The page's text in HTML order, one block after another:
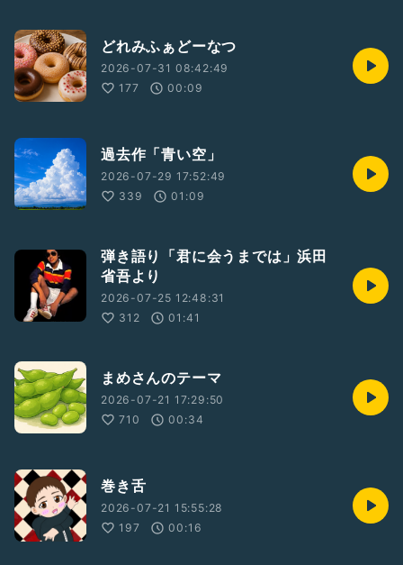
どれみふぁどーなつ
2026-07-31 08:42:49
177
00:09
過去作「青い空」
2026-07-29 17:52:49
339
01:09
弾き語り「君に会うまでは」浜田
省吾より
2026-07-25 12:48:31
312
01:41
まめさんのテーマ
2026-07-21 17:29:50
710
00:34
巻き舌
2026-07-21 15:55:28
197
00:16